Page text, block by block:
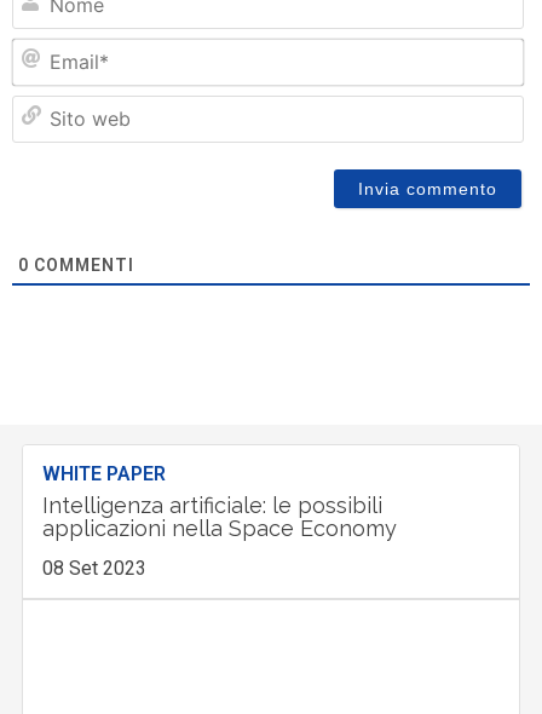
0 COMMENTI
WHITE PAPER
Intelligenza artificiale: le possibili
applicazioni nella Space Economy
08 Set 2023